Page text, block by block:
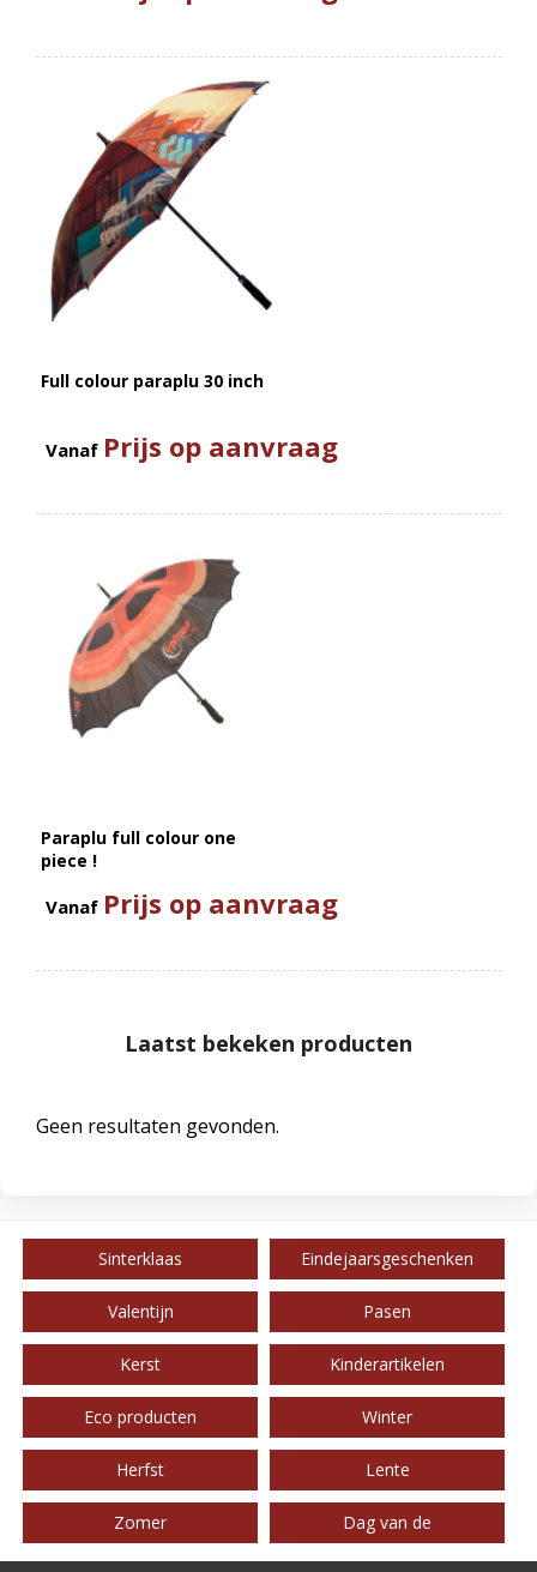
Full colour paraplu 30 inch
Vanaf Prijs op aanvraag
Paraplu full colour one
piece !
Vanaf Prijs op aanvraag
Laatst bekeken producten
Geen resultaten gevonden.
Sinterklaas Eindejaarsgeschenken
Valentijn Pasen
Kerst Kinderartikelen
Eco producten Winter
Herfst Lente
Zomer Dag van de